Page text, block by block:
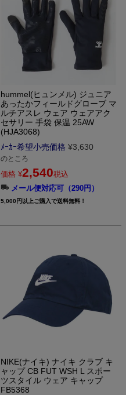
hummel(ヒュンメル) ジュニア
あったかフィールドグローブ マ
ルチアスレ ウェア ウェアアク
セサリー 手袋 保温 25AW
(HJA3068)
ﾒｰｶｰ希望小売価格 ¥3,630
のところ
価格 ¥2,540税込
メール便対応可（290円）
5,000円以上ご購入で送料無料！
NIKE(ナイキ) ナイキ クラブ キ
ャップ CB FUT WSH L スポー
ツスタイル ウェア キャップ
FB5368